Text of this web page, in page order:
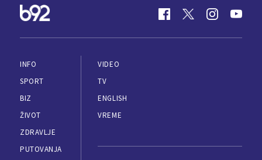
INFO
SPORT
BIZ
ŽIVOT
ZDRAVLJE
PUTOVANJA
VIDEO
TV
ENGLISH
VREME